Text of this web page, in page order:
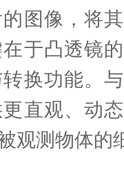
图像，将
于凸透镜
换功能。
直观、动
观测物体的